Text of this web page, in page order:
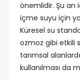
önemlidir. Şu an
içme suyu için
Küresel su
ozmoz gibi etkili
tarımsal
kullanılması da